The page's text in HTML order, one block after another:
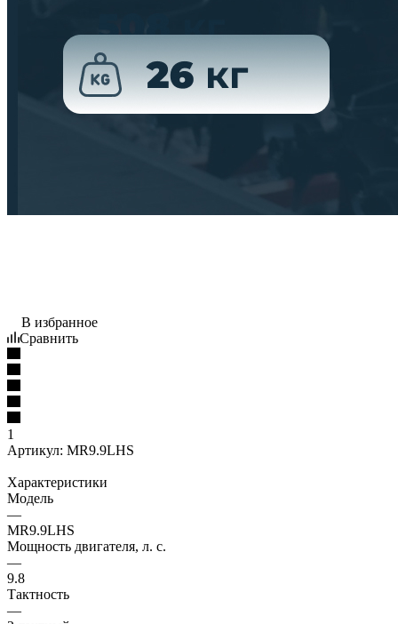
В избранное
Сравнить
1
Артикул: MR9.9LHS
Характеристики
Модель
—
MR9.9LHS
Мощность двигателя, л. с.
—
9.8
Тактность
—